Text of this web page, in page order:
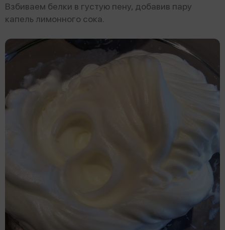
Взбиваем белки в густую пену, добавив пару
капель лимонного сока.